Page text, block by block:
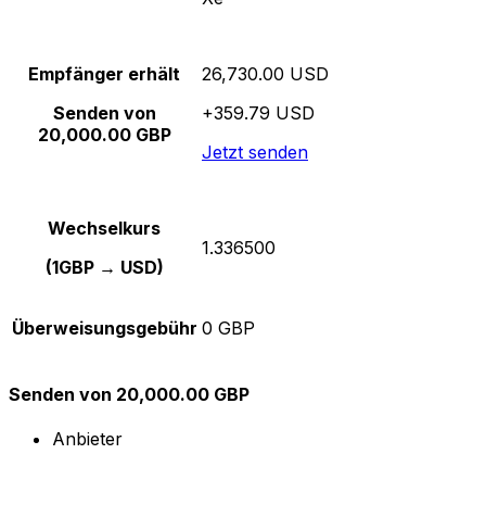
Empfänger erhält
Senden von
20,000.00 GBP
26,730.00 USD
+359.79 USD
Jetzt senden
Wechselkurs
(1GBP → USD)
1.336500
Überweisungsgebühr 0 GBP
Senden von 20,000.00 GBP
Anbieter